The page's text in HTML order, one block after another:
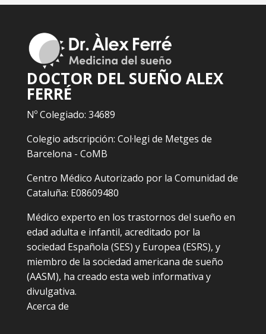
DOCTOR DEL SUEÑO ALEX
FERRÉ
Nº Colegiado: 34689
Colegio adscripción: Col·legi de Metges de
Barcelona - CoMB
Centro Médico Autorizado por la Comunidad de
Cataluña: E08609480
Médico experto en los trastornos del sueño en
edad adulta e infantil, acreditado por la
sociedad Española (SES) y Europea (ESRS), y
miembro de la sociedad americana de sueño
(AASM), ha creado esta web informativa y
divulgativa.
Acerca de